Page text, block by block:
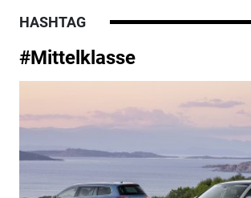
HASHTAG
#Mittelklasse